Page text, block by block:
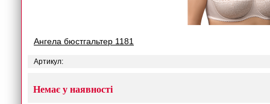
Ангела бюстгальтер 1181
Артикул:
Немає у наявності